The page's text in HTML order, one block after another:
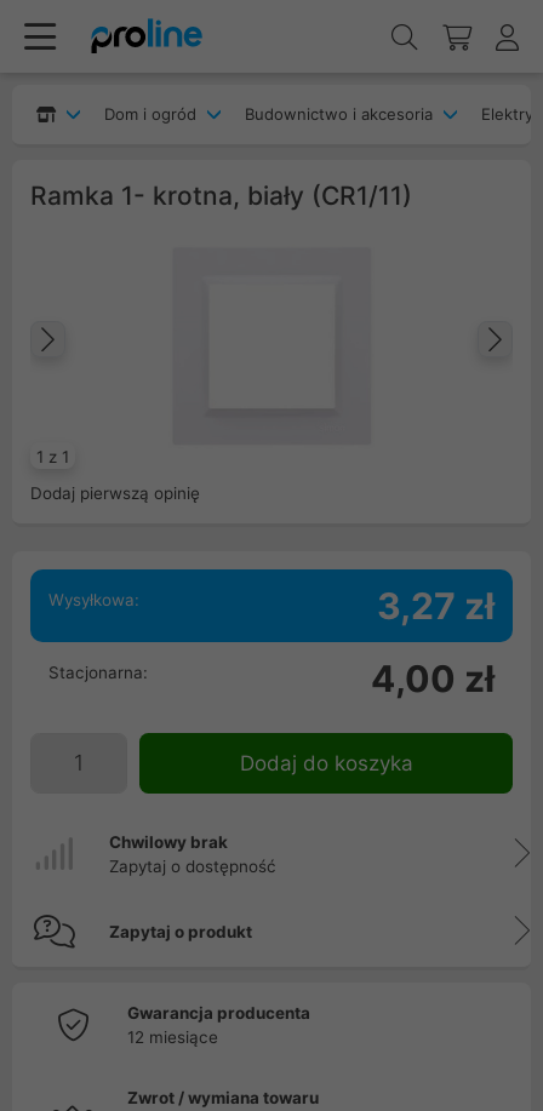
Dom i ogród Budownictwo i akcesoria
Ramka 1- krotna, biały (CR1/11)
1 z 1
Dodaj pierwszą opinię
Wysyłkowa: 3,27 zł
Stacjonarna: 4,00 zł
Dodaj do koszyka
Chwilowy brak
Zapytaj o dostępność
Zapytaj o produkt
Gwarancja producenta
12 miesiące
Zwrot / wymiana towaru